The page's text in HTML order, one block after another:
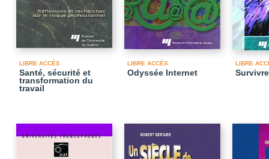
LIBRE ACCÈS
Santé, sécurité et
transformation du
travail
LIBRE ACCÈS
Odyssée Internet
LIBRE
Survivre